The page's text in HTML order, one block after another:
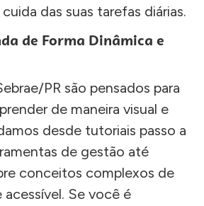
das suas tarefas diárias.
de Forma Dinâmica e
PR são pensados para
de maneira visual e
desde tutoriais passo a
de gestão até
conceitos complexos de
acessível. Se você é